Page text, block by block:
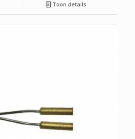
Toon details